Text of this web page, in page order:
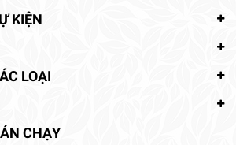
KIỆN
LOẠI
CHẠY